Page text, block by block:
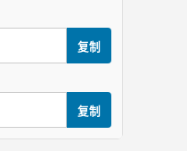
复制
复制